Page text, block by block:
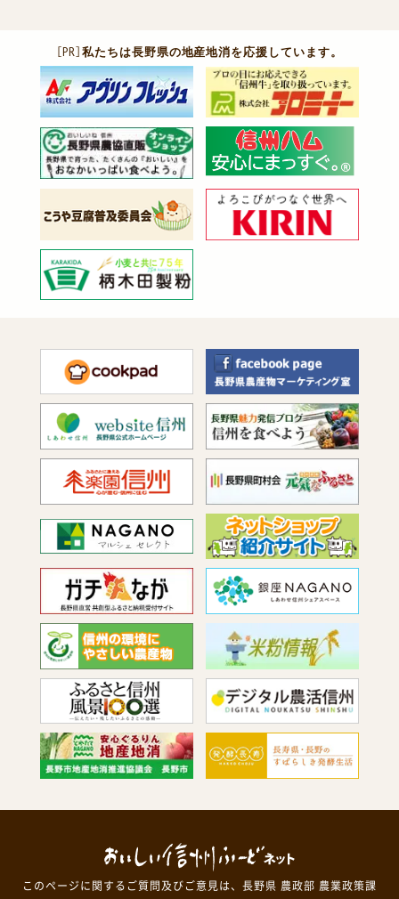
［PR］私たちは長野県の地産地消を応援しています。
このページに関するご質問及びご意見は、長野県 農政部 農業政策課